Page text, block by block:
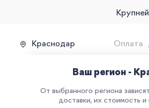
Краснодар Оплата
Ваш регион -
От выбранного региона
доставки, их стоимость и